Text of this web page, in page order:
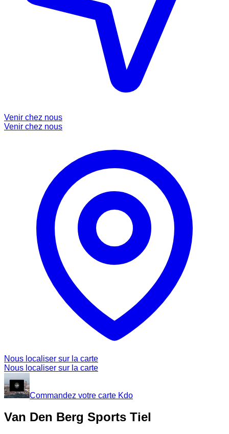
Venir chez nous
Venir chez nous
Nous localiser sur la carte
Nous localiser sur la carte
Commandez votre carte Kdo
Van Den Berg Sports Tiel